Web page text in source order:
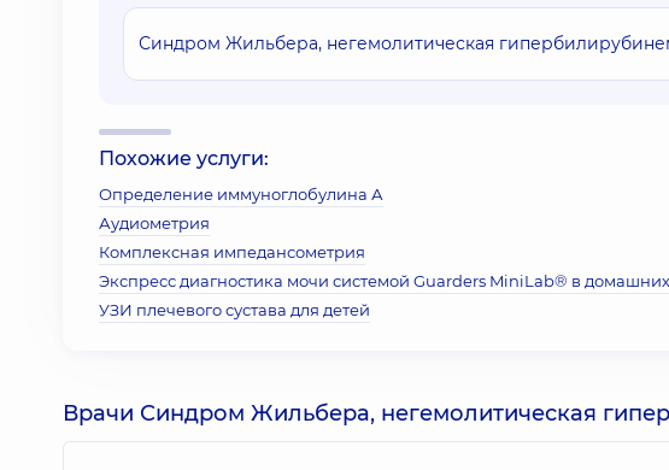
Синдром Жильбера, негемолитическая
Похожие услуги:
Определение иммуноглобулина А
Аудиометрия
Комплексная импедансометрия
Экспресс диагностика мочи системой Guarders MiniLab® в
УЗИ плечевого сустава для детей
Врачи Синдром Жильбера, негемолитическая